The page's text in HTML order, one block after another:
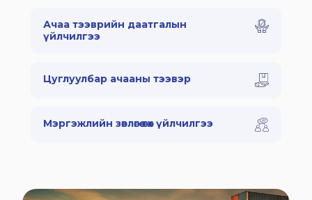
Ачаа тээврийн даатгалын
үйлчилгээ
Цуглуулбар ачааны тээвэр
Мэргэжлийн зөвлөгөө өгөх үйлчилгээ